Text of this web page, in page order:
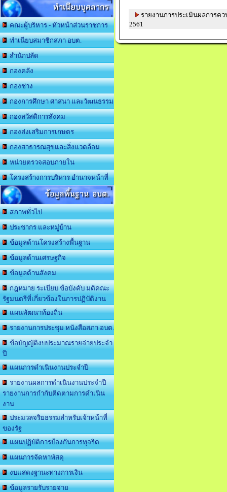
ทำเนียบบุคลากร
คณะผู้บริหาร - หัวหน้าส่วนราชการ
ทำเนียบสมาชิกสภา อบต.
สำนักปลัด
กองคลัง
กองช่าง
กองการศึกษา ศาสนา และวัฒนธรรม
กองสวัสดิการสังคม
กองส่งเสริมการเกษตร
กองสาธารณสุขและสิ่งแวดล้อม
หน่วยตรวจสอบภายใน
โครงสร้างการบริหาร อำนาจหน้าที่
ข้อมูลพื้นฐาน อบต.
สภาพทั่วไป
ประชากร และหมู่บ้าน
ข้อมูลด้านโครงสร้างพื้นฐาน
ข้อมูลด้านเศรษฐกิจ
ข้อมูลด้านสังคม
กฎหมาย ระเบียบ ข้อบังคับ มติคณะ
รัฐมนตรีที่เกี่ยวข้องในการปฏิบัติงาน
แผนพัฒนาท้องถิ่น
รายงานการประชุม หนังสือสภา อบต.
ข้อบัญญัติงบประมาณรายจ่ายประจำ
ปี
แผนการดำเนินงานประจำปี
รายงานผลการดำเนินงานประจำปี
รายงานการกำกับติดตามการดำเนิน
งาน
ประมวลจริยธรรมสำหรับเจ้าหน้าที่
ของรัฐ
แผนปฏิบัติการป้องกันการทุจริต
แผนการจัดหาพัสดุ
งบแสดงฐานะทางการเงิน
ข้อมูลรายรับรายจ่าย
รายงานการประเมินผลการค
2561